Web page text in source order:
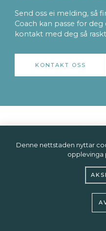
Send oss ei melding, så
Coach kan passe for
kontakt med deg så
KONTAKT OSS
Denne nettstaden nyttar
opplevinga